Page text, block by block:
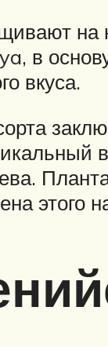
в
вкуса.
этого